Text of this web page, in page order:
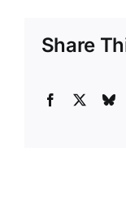
CONTACTO
Share
Facebook